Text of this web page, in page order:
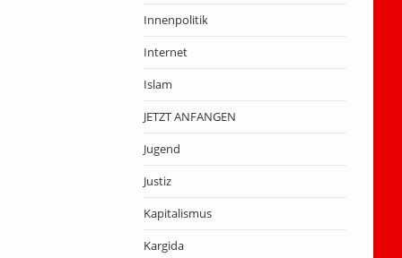
Innenpolitik
Internet
Islam
JETZT ANFANGEN
Jugend
Justiz
Kapitalismus
Kargida